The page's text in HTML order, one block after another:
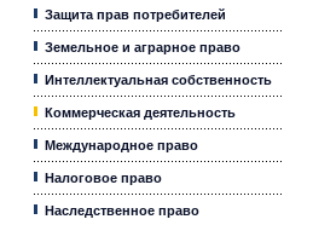
Защита прав потребителей
Земельное и аграрное право
Интеллектуальная собственность
Коммерческая деятельность
Международное право
Налоговое право
Наследственное право